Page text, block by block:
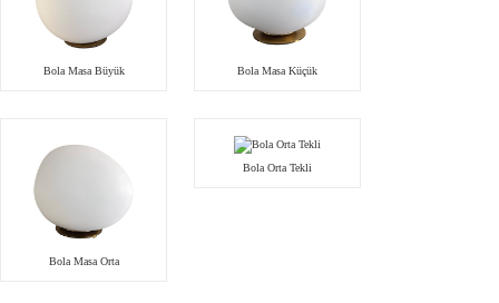
Bola Masa Büyük Bola Masa Küçük
Bola Masa Orta
Bola Orta Tekli